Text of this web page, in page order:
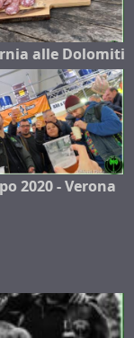
alle Dolomiti
2020 - Verona